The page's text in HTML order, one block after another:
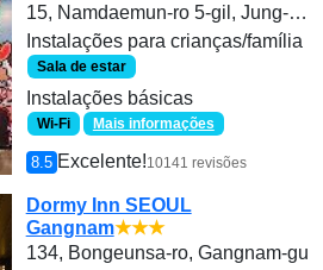
15, Namdaemun-ro 5-gil, Jung-gu
Instalações para crianças/família
Sala de estar
Instalações básicas
Wi-Fi Mais informações
8.5 Excelente!10141 revisões
Dormy Inn SEOUL
Gangnam★★★
134, Bongeunsa-ro, Gangnam-gu